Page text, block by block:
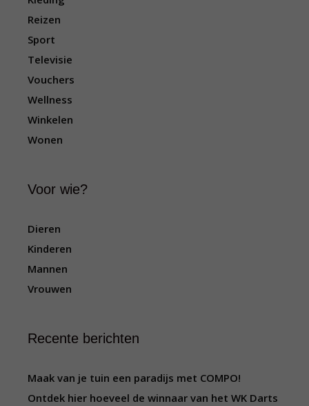
Reizen
Sport
Televisie
Vouchers
Wellness
Winkelen
Wonen
Voor wie?
Dieren
Kinderen
Mannen
Vrouwen
Recente berichten
Maak van je tuin een paradijs met COMPO!
Ontdek hier hoeveel de winnaar van het WK Darts